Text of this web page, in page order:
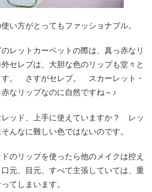
い方がとってもファッショナブル。
レットカーペットの際は、真っ赤なリ
セレブは、大胆な色のリップも堂々と
す。 さすがセレブ。 スカーレット・
なリップなのに自然ですね～♪
レッド、上手に使えていますか？ レッ
んなに難しい色ではないのです。
のリップを使ったら他のメイクは控え
元、目元、すべて主張していては、重
てしまいます。